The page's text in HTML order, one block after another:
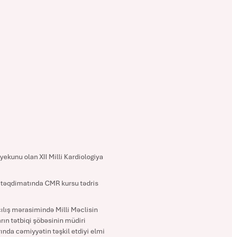
olan XII Milli Kardiologiya
CMR kursu tədris
mərasimində Milli Məclisin
tətbiqi şöbəsinin müdiri
cəmiyyətin təşkil etdiyi elmi